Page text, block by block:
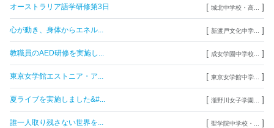
オーストラリア語学研修第3日 [ 城北中学校・高... ]
心が動き、身体からエネル... [ 新渡戸文化中学... ]
教職員のAED研修を実施し... [ 成女学園中学校... ]
東京女学館エストニア・ア... [ 東京女学館中学... ]
夏ライブを実施しました&#... [ 瀧野川女子学園... ]
誰一人取り残さない世界を... [ 聖学院中学校・... ]